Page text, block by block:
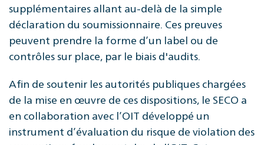
supplémentaires allant au-delà de la simple
déclaration du soumissionnaire. Ces preuves
peuvent prendre la forme d’un label ou de
contrôles sur place, par le biais d'audits.
Afin de soutenir les autorités publiques chargées
de la mise en œuvre de ces dispositions, le SECO a
en collaboration avec l’OIT développé un
instrument d’évaluation du risque de violation des